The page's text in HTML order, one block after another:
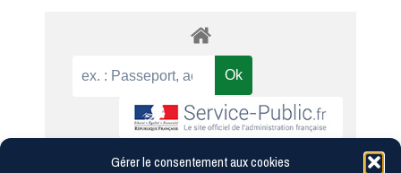
Gérer le consentement aux cookies
O
«
L
Accueil associations>Fonctionnement d'une